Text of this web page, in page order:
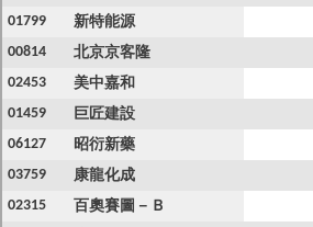
01799 新特能源
00814 北京京客隆
02453 美中嘉和
01459 巨匠建設
06127 昭衍新藥
03759 康龍化成
02315 百奧賽圖－Ｂ